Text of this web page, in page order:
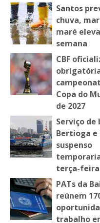
Santos
chuva,
maré
semana
CBF
Copa do
de 2027
Serviço de
Bertioga e
suspenso
terça-feira
PATs da
reúnem
trabalho